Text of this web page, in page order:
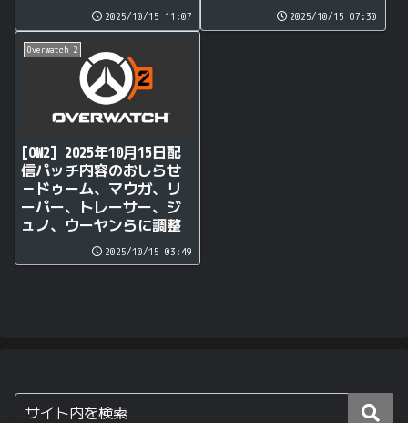
2025/10/15 11:07 2025/10/15 07:30
Overwatch 2
[OW2] 2025年10月15日配
信パッチ内容のおしらせ
－ドゥーム、マウガ、リ
ーパー、トレーサー、ジ
ュノ、ウーヤンらに調整
2025/10/15 03:49